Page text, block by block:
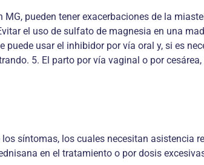
pueden tener exacerbaciones de la
el uso de sulfato de magnesia en una
usar el inhibidor por vía oral y, si es
5. El parto por vía vaginal o por
síntomas, los cuales necesitan
en el tratamiento o por dosis